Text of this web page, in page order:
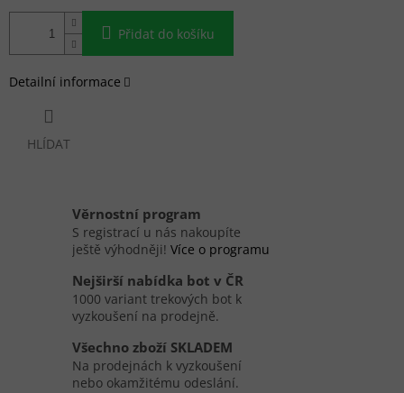
Přidat do košíku
Detailní informace
HLÍDAT
Věrnostní program
S registrací u nás nakoupíte
ještě výhodněji! Více o programu
Nejširší nabídka bot v ČR
1000 variant trekových bot k
vyzkoušení na prodejně.
Všechno zboží SKLADEM
Na prodejnách k vyzkoušení
nebo okamžitému odeslání.